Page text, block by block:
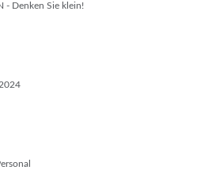
- Denken Sie klein!